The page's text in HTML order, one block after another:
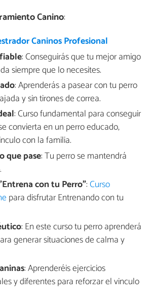
Canino:
Caninos Profesional
: Conseguirás que tu mejor amigo
siempre que lo necesites.
: Aprenderás a pasear con tu perro
y sin tirones de correa.
: Curso fundamental para conseguir
convierta en un perro educado,
con la familia.
que pase: Tu perro se mantendrá
con tu Perro":Curso
para disfrutar Entrenando con tu
: En este curso tu perro aprenderá
generar situaciones de calma y
: Aprenderéis ejercicios
y diferentes para reforzar el vinculo